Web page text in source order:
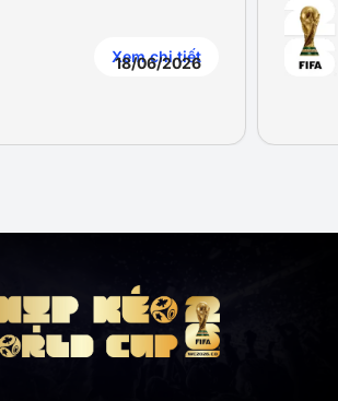
18/06/2026
Xem chi tiết